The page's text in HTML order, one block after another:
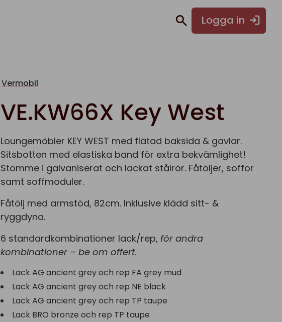
Logga in
Vermobil
VE.KW66X Key West
Loungemöbler KEY WEST med flätad baksida & gavlar.
Sitsbotten med elastiska band för extra bekvämlighet!
Stomme i galvaniserat och lackat stålrör. Fåtöljer, soffor
samt soffmoduler.
Fåtölj med armstöd, 82cm. Inklusive klädd sitt- &
ryggdyna.
6 standardkombinationer lack/rep, för andra
kombinationer – be om offert.
Lack AG ancient grey och rep FA grey mud
Lack AG ancient grey och rep NE black
Lack AG ancient grey och rep TP taupe
Lack BRO bronze och rep TP taupe